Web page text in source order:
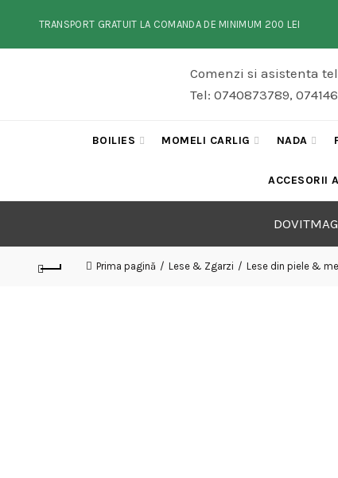
TRANSPORT GRATUIT LA COMANDA DE MINIMUM 200 LEI
Comenzi si asistenta
Tel: 0740873789,
BOILIES MOMELI CARLIG NADA
ACCESORII
DOVITMAG
Prima pagină Lese & Zgarzi Lese din piele &